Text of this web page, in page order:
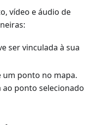
vídeo e áudio de
ser vinculada à sua
um ponto no mapa.
ao ponto selecionado